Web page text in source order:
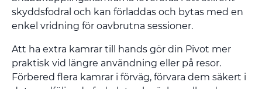
skyddsfodral och kan förladdas och bytas med en
enkel vridning för oavbrutna sessioner.
Att ha extra kamrar till hands gör din Pivot mer
praktisk vid längre användning eller på resor.
Förbered flera kamrar i förväg, förvara dem säkert i